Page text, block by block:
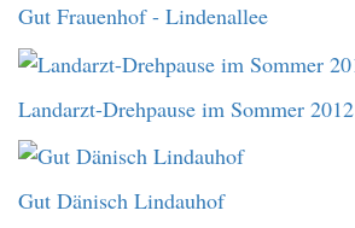
Gut Frauenhof - Lindenallee
Landarzt-Drehpause im Sommer 2012
Gut Dänisch Lindauhof